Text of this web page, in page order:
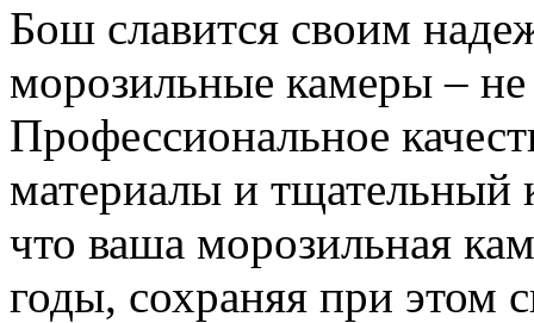
Бош славится своим
морозильные камеры –
Профессиональное
материалы и тщательный
что ваша морозильная
годы, сохраняя при этом